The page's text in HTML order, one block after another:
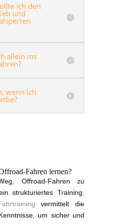
ich den
und
allein ins
wenn ich
Fahren lernen?
Offroad-Fahren zu
strukturiertes Training.
vermittelt die
um sicher und